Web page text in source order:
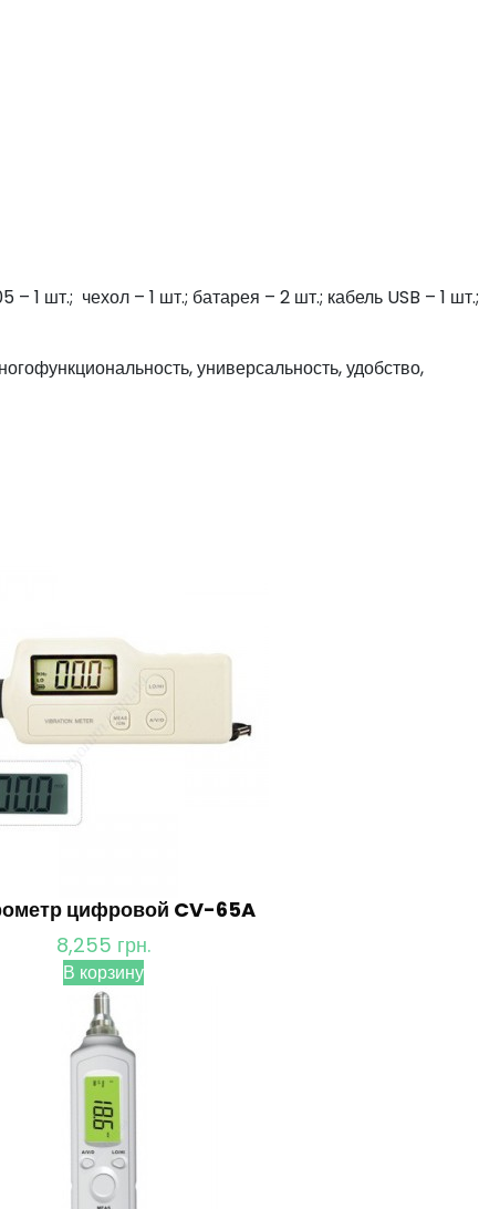
1 шт.; чехол – 1 шт.; батарея – 2 шт.; кабель USB – 1 шт.;
универсальность, удобство,
цифровой CV-65A
8,255 грн.
В корзину